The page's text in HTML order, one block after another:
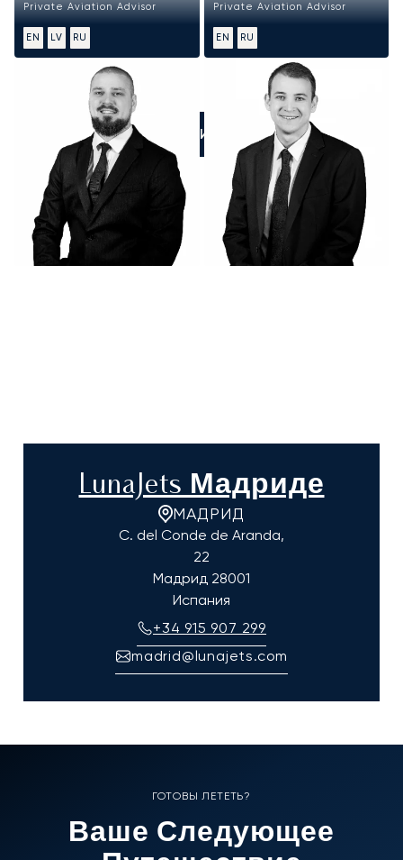
Private Aviation Advisor
EN LV RU
Private Aviation Advisor
EN RU
ПОЗВОНИТЕ НАМ
LunaJets Мадриде
МАДРИД
C. del Conde de Aranda,
22
Мадрид 28001
Испания
+34 915 907 299
madrid@lunajets.com
ГОТОВЫ ЛЕТЕТЬ?
Ваше Следующее